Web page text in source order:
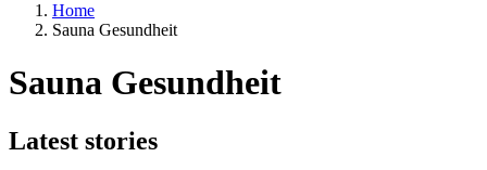
Home
Sauna Gesundheit
Sauna Gesundheit
Latest stories